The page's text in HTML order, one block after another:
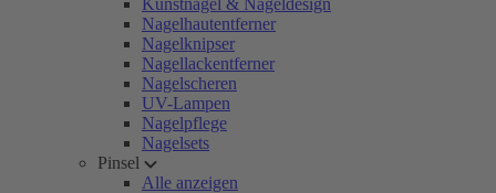
Kunstnägel & Nageldesign
Nagelhautentferner
Nagelknipser
Nagellackentferner
Nagelscheren
UV-Lampen
Nagelpflege
Nagelsets
Pinsel
Alle anzeigen